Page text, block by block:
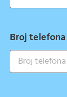
Broj telefona